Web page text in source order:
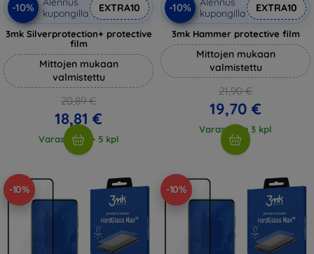
-10%
kupongilla
EXTRA10
3mk Silverprotection+ protective
film
Mittojen mukaan
valmistettu
20,89 €
18,81 €
Varastossa > 5 kpl
-10%
kupongilla
EXTRA10
3mk Hammer protective film
Mittojen mukaan
valmistettu
21,90 €
19,70 €
Varastossa 3 kpl
-10% -10%